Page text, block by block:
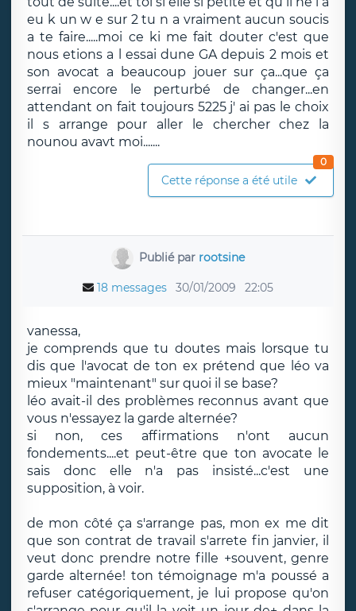
eu k un w e sur 2 tu n a vraiment aucun soucis
a te faire.....moi ce ki me fait douter c'est que
nous etions a l essai dune GA depuis 2 mois et
son avocat a beaucoup jouer sur ça...que ça
serrai encore le perturbé de changer...en
attendant on fait toujours 5225 j' ai pas le choix
il s arrange pour aller le chercher chez la
nounou avavt moi.......
Cette réponse a été utile
0
Publié par rootsine
18 messages 30/01/2009 22:05
vanessa,
je comprends que tu doutes mais lorsque tu
dis que l'avocat de ton ex prétend que léo va
mieux "maintenant" sur quoi il se base?
léo avait-il des problèmes reconnus avant que
vous n'essayez la garde alternée?
si non, ces affirmations n'ont aucun
fondements....et peut-être que ton avocate le
sais donc elle n'a pas insisté...c'est une
supposition, à voir.
de mon côté ça s'arrange pas, mon ex me dit
que son contrat de travail s'arrete fin janvier, il
veut donc prendre notre fille +souvent, genre
garde alternée! ton témoignage m'a poussé a
refuser catégoriquement, je lui propose qu'on